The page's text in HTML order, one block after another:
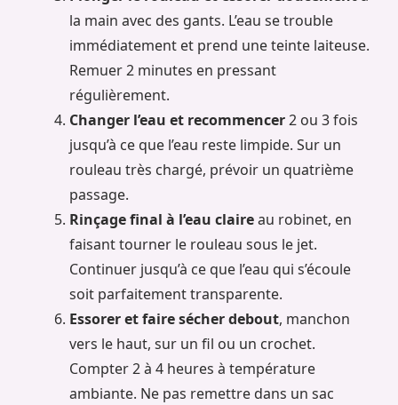
la main avec des gants. L’eau se trouble
immédiatement et prend une teinte laiteuse.
Remuer 2 minutes en pressant
régulièrement.
Changer l’eau et recommencer2 ou 3 fois
jusqu’à ce que l’eau reste limpide. Sur un
rouleau très chargé, prévoir un quatrième
passage.
Rinçage final à l’eau claireau robinet, en
faisant tourner le rouleau sous le jet.
Continuer jusqu’à ce que l’eau qui s’écoule
soit parfaitement transparente.
Essorer et faire sécher debout, manchon
vers le haut, sur un fil ou un crochet.
Compter 2 à 4 heures à température
ambiante. Ne pas remettre dans un sac